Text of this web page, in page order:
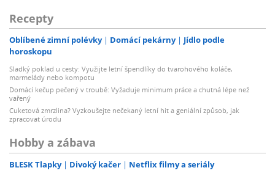
Recepty
Oblíbené zimní polévky Domácí pekárny
Jídlo podle
horoskopu
Sladký poklad u cesty: Využijte letní špendlíky do tvarohového koláče,
marmelády nebo kompotu
Domácí kečup pečený v troubě: Vyžaduje minimum práce a chutná lépe než
vařený
Cuketová zmrzlina? Vyzkoušejte nečekaný letní hit a geniální způsob, jak
zpracovat úrodu
Hobby a zábava
BLESK Tlapky Divoký kačer Netflix filmy a seriály